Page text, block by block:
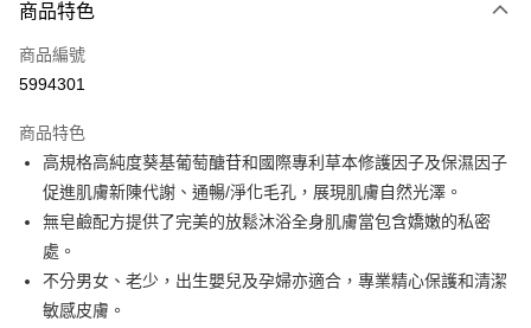
信用卡一次付款
信用卡分期付款
合作金庫商業銀行
華南商業銀行
彰化商業銀行
上海商業儲蓄銀行
台北富邦商業銀行
國泰世華商業銀行
兆豐國際商業銀行
臺灣中小企業銀行
匯豐（台灣）商業銀行
華泰商業銀行
聯邦商業銀行
遠東國際商業銀行
元大商業銀行
超商取貨付款
LINE Pay
Apple Pay
街口支付
商品特色
商品編號
5994301
商品特色
高規格高純度葵基葡萄醣苷和國際專利草本修護因子及保濕因子
促進肌膚新陳代謝、通暢/淨化毛孔，展現肌膚自然光澤。
無皂鹼配方提供了完美的放鬆沐浴全身肌膚當包含嬌嫩的私密
處。
不分男女、老少，出生嬰兒及孕婦亦適合，專業精心保護和清潔
敏感皮膚。